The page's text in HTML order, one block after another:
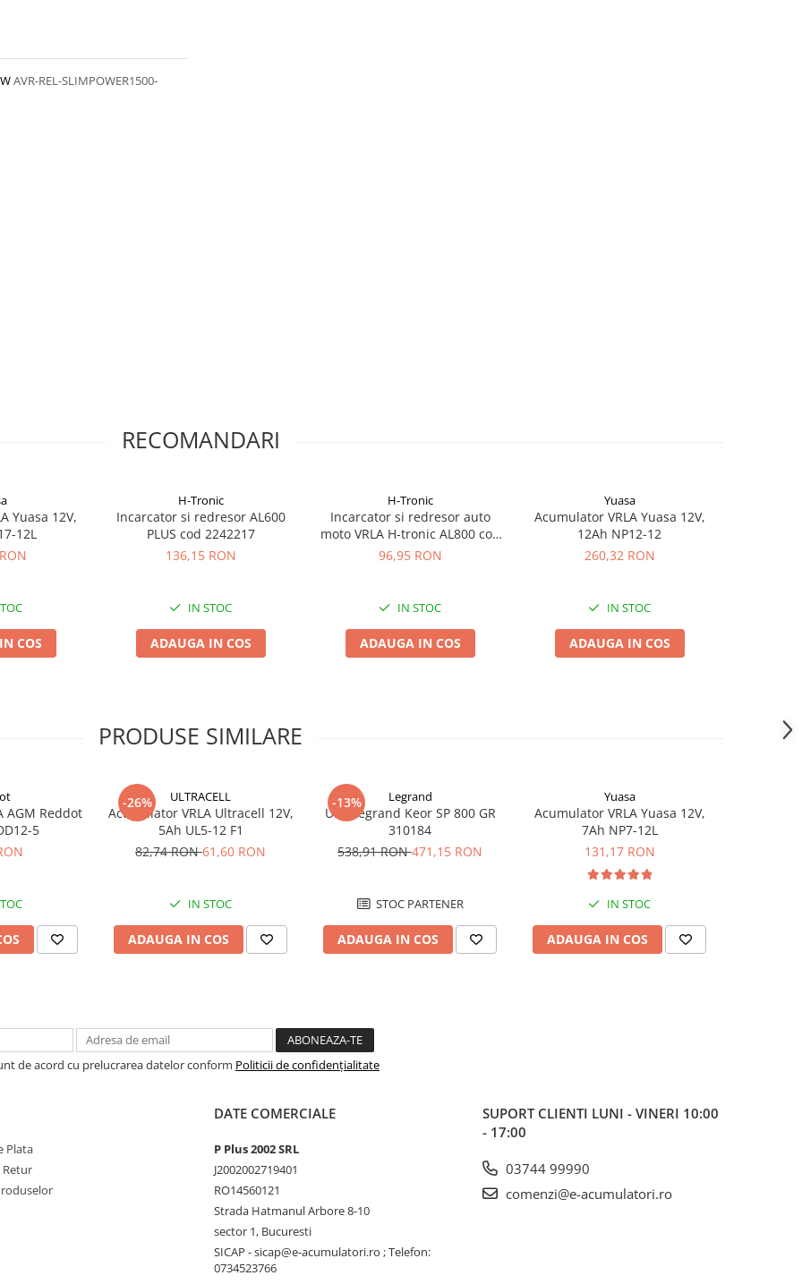
AVR-REL-SLIMPOWER1500-
RECOMANDARI
Yuasa 12V,
12L
COS
H-Tronic
Incarcator si redresor AL600
PLUS cod 2242217
136,15 RON
IN STOC
ADAUGA IN COS
H-Tronic
Incarcator si redresor auto
moto VRLA H-tronic AL800 cod
2243218
96,95 RON
IN STOC
ADAUGA IN COS
Yuasa
Acumulator VRLA Yuasa 12V,
12Ah NP12-12
260,32 RON
IN STOC
ADAUGA IN COS
PRODUSE SIMILARE
AGM Reddot
5
-26% ULTRACELL
Acumulator VRLA Ultracell 12V,
5Ah UL5-12 F1
82,74 RON61,60 RON
IN STOC
ADAUGA IN COS
-13% Legrand
UPS Legrand Keor SP 800 GR
310184
538,91 RON471,15 RON
STOC PARTENER
ADAUGA IN COS
Yuasa
Acumulator VRLA Yuasa 12V,
7Ah NP7-12L
131,17 RON
IN STOC
ADAUGA IN COS
de acord cu prelucrarea datelor conform Politicii de confidențialitate
Plata
Retur
DATE COMERCIALE
P Plus 2002 SRL
J2002002719401
RO14560121
Strada Hatmanul Arbore 8-10
sector 1, Bucuresti
SICAP - sicap@e-acumulatori.ro ; Telefon:
0734523766
SUPORT CLIENTI LUNI - VINERI 10:00
- 17:00
03744 99990
comenzi@e-acumulatori.ro